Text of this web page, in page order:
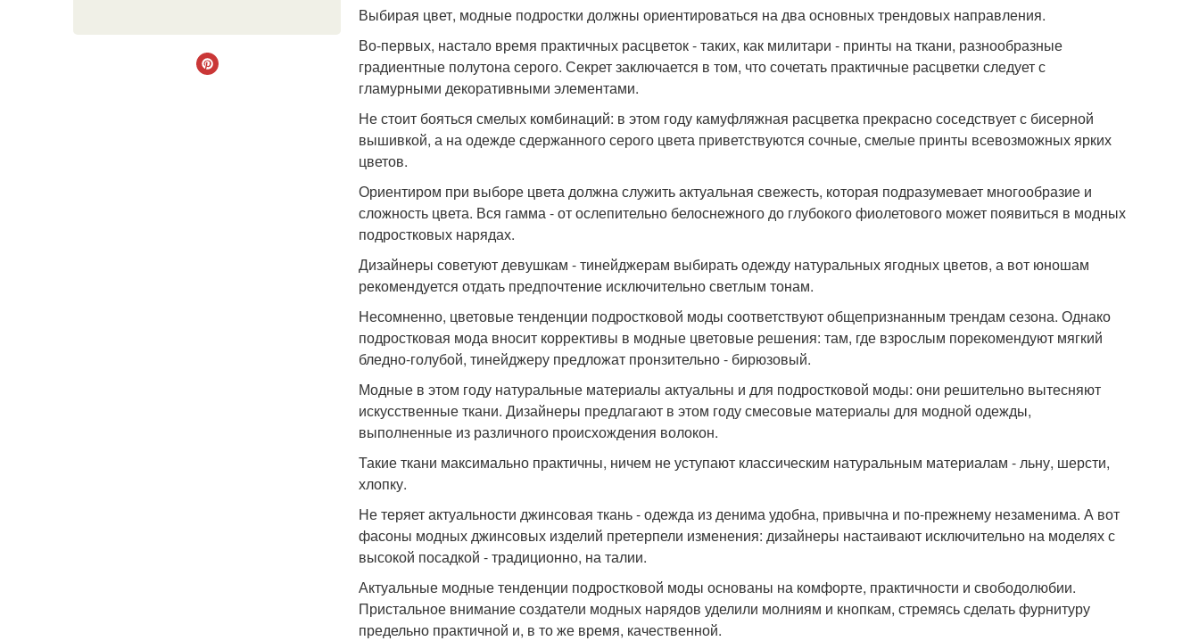
Выбирая цвет, модные подростки должны ориентироваться на два основных трендовых направления.
Во-первых, настало время практичных расцветок - таких, как милитари - принты на ткани, разнообразные
градиентные полутона серого. Секрет заключается в том, что сочетать практичные расцветки следует с
гламурными декоративными элементами.
Не стоит бояться смелых комбинаций: в этом году камуфляжная расцветка прекрасно соседствует с бисерной
вышивкой, а на одежде сдержанного серого цвета приветствуются сочные, смелые принты всевозможных ярких
цветов.
Ориентиром при выборе цвета должна служить актуальная свежесть, которая подразумевает многообразие и
сложность цвета. Вся гамма - от ослепительно белоснежного до глубокого фиолетового может появиться в модных
подростковых нарядах.
Дизайнеры советуют девушкам - тинейджерам выбирать одежду натуральных ягодных цветов, а вот юношам
рекомендуется отдать предпочтение исключительно светлым тонам.
Несомненно, цветовые тенденции подростковой моды соответствуют общепризнанным трендам сезона. Однако
подростковая мода вносит коррективы в модные цветовые решения: там, где взрослым порекомендуют мягкий
бледно-голубой, тинейджеру предложат пронзительно - бирюзовый.
Модные в этом году натуральные материалы актуальны и для подростковой моды: они решительно вытесняют
искусственные ткани. Дизайнеры предлагают в этом году смесовые материалы для модной одежды,
выполненные из различного происхождения волокон.
Такие ткани максимально практичны, ничем не уступают классическим натуральным материалам - льну, шерсти,
хлопку.
Не теряет актуальности джинсовая ткань - одежда из денима удобна, привычна и по-прежнему незаменима. А вот
фасоны модных джинсовых изделий претерпели изменения: дизайнеры настаивают исключительно на моделях с
высокой посадкой - традиционно, на талии.
Актуальные модные тенденции подростковой моды основаны на комфорте, практичности и свободолюбии.
Пристальное внимание создатели модных нарядов уделили молниям и кнопкам, стремясь сделать фурнитуру
предельно практичной и, в то же время, качественной.